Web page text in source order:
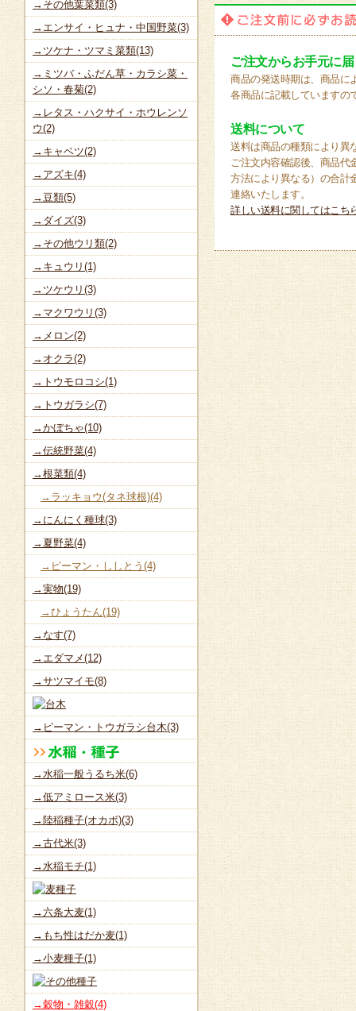
ご注文からお手元に
商品の発送時期は、商品に
各商品に記載していますの
送料について
送料は商品の種類により異
ご注文内容確認後、商品代
方法により異なる）の合計
連絡いたします。
詳しい送料に関してはこち
→その他葉菜類(3)
→エンサイ・ヒュナ・中国野菜(3)
→ツケナ・ツマミ菜類(13)
→ミツバ・ふだん草・カラシ菜・
シソ・春菊(2)
→レタス・ハクサイ・ホウレンソ
ウ(2)
→キャベツ(2)
→アズキ(4)
→豆類(5)
→ダイズ(3)
→その他ウリ類(2)
→キュウリ(1)
→ツケウリ(3)
→マクワウリ(3)
→メロン(2)
→オクラ(2)
→トウモロコシ(1)
→トウガラシ(7)
→かぼちゃ(10)
→伝統野菜(4)
→根菜類(4)
→ラッキョウ(タネ球根)(4)
→にんにく種球(3)
→夏野菜(4)
→ピーマン・ししとう(4)
→実物(19)
→ひょうたん(19)
→なす(7)
→エダマメ(12)
→サツマイモ(8)
→ピーマン・トウガラシ台木(3)
→水稲一般うるち米(6)
→低アミロース米(3)
→陸稲種子(オカボ)(3)
→古代米(3)
→水稲モチ(1)
→六条大麦(1)
→もち性はだか麦(1)
→小麦種子(1)
→穀物・雑穀(4)